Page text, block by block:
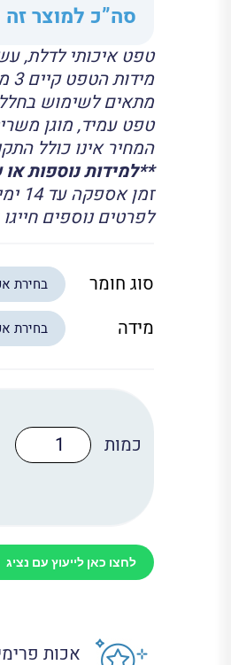
סה”כ למוצר זה
טפט איכותי לדלת,
מידות הטפט קיים 3 מידות לבחירה.
מתאים לשימוש
טפט עמיד, מוגן
המחיר אינו כולל
**למידות נוספות או
זמן אספקה עד 14 ימי עסקים.
לפרטים נוספים חייגו
סוג חומר
מידה
כמות
של
טפט
לחצו כאן לייעוץ עם נציג
אכות